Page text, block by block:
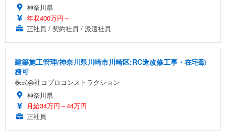
神奈川県
年収400万円～
正社員 / 契約社員 / 派遣社員
建築施工管理/神奈川県川崎市川崎区:RC造改修工事・在宅勤
務可
株式会社コプロコンストラクション
神奈川県
月給34万円～44万円
正社員